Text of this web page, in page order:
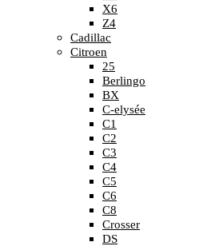
X6
Z4
Cadillac
Citroen
25
Berlingo
BX
C-elysée
C1
C2
C3
C4
C5
C6
C8
Crosser
DS